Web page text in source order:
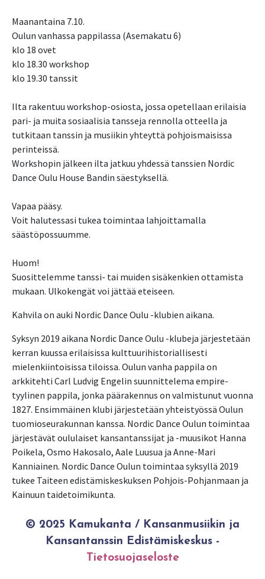
Maanantaina 7.10.
Oulun vanhassa pappilassa (Asemakatu 6)
klo 18 ovet
klo 18.30 workshop
klo 19.30 tanssit
Ilta rakentuu workshop-osiosta, jossa opetellaan erilaisia
pari- ja muita sosiaalisia tansseja rennolla otteella ja
tutkitaan tanssin ja musiikin yhteyttä pohjoismaisissa
perinteissä.
Workshopin jälkeen ilta jatkuu yhdessä tanssien Nordic
Dance Oulu House Bandin säestyksellä.
Vapaa pääsy.
Voit halutessasi tukea toimintaa lahjoittamalla
säästöpossuumme.
Huom!
Suosittelemme tanssi- tai muiden sisäkenkien ottamista
Kahvila on auki Nordic Dance Oulu -klubien aikana.
Syksyn 2019 aikana Nordic Dance Oulu -klubeja järjestetään
kerran kuussa erilaisissa kulttuurihistoriallisesti
mielenkiintoisissa tiloissa. Oulun vanha pappila on
arkkitehti Carl Ludvig Engelin suunnittelema empire-
tyylinen pappila, jonka päärakennus on valmistunut vuonna
1827. Ensimmäinen klubi järjestetään yhteistyössä Oulun
tuomioseurakunnan kanssa. Nordic Dance Oulun toimintaa
järjestävät oululaiset kansantanssijat ja -muusikot Hanna
Poikela, Osmo Hakosalo, Aale Luusua ja Anne-Mari
Kanniainen. Nordic Dance Oulun toimintaa syksyllä 2019
tukee Taiteen edistämiskeskuksen Pohjois-Pohjanmaan ja
Kainuun taidetoimikunta.
© 2025 Kamukanta / Kansanmusiikin ja
Kansantanssin Edistämiskeskus -
Tietosuojaseloste